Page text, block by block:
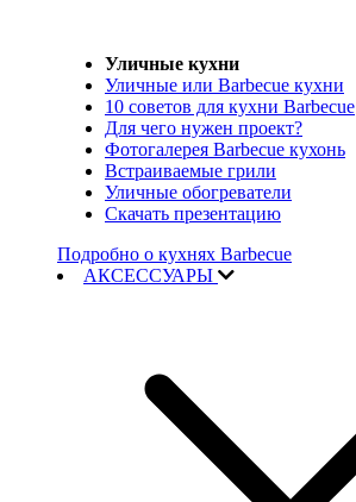
Уличные кухни
Уличные или Barbecue кухни
10 советов для кухни Barbecue
Для чего нужен проект?
Фотогалерея Barbecue кухонь
Встраиваемые грили
Уличные обогреватели
Скачать презентацию
Подробно о кухнях Barbecue
АКСЕССУАРЫ